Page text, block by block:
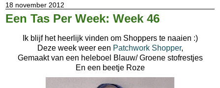
18 november 2012
Een Tas Per Week: Week 46
Ik blijf het heerlijk vinden om Shoppers te naaien :)
Deze week weer een Patchwork Shopper,
Gemaakt van een heleboel Blauw/ Groene stofrestjes
En een beetje Roze